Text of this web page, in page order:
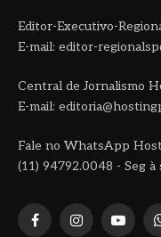
Editor-Executivo-
E-mail: editor-
Central de Jornalismo
E-mail:
Fale no WhatsApp
(11) 94792.0048 - Seg
FacebookInstagram